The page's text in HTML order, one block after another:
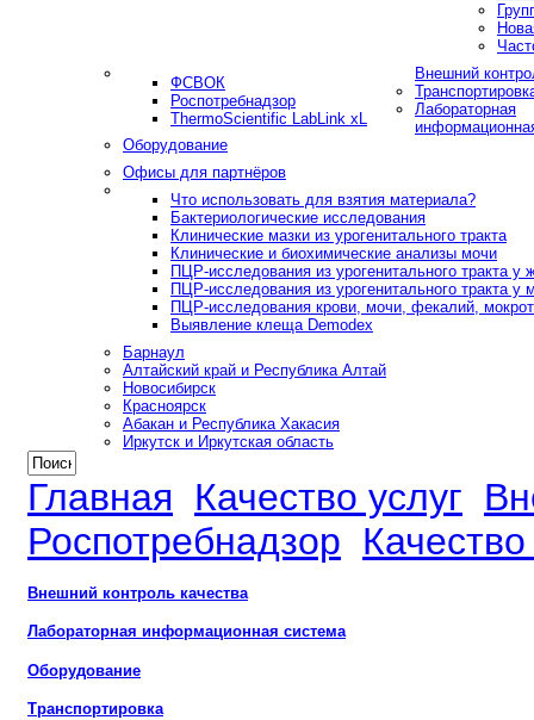
Внешний
ФСВОК
Роспотребнадзор
ThermoScientific LabLink xL
Лабораторная
Оборудование
Офисы для партнёров
Что использовать для взятия материала?
Бактериологические исследования
Клинические мазки из урогенитального тракта
Клинические и биохимические анализы мочи
ПЦР-исследования из урогенитального тракта у
ПЦР-исследования из урогенитального тракта у
ПЦР-исследования крови, мочи, фекалий,
Выявление клеща Demodex
Барнаул
Алтайский край и Республика Алтай
Новосибирск
Красноярск
Абакан и Республика Хакасия
Иркутск и Иркутская область
Главная Качество услуг
Роспотребнадзор Качество
Внешний контроль качества
Лабораторная информационная система
Оборудование
Транспортировка